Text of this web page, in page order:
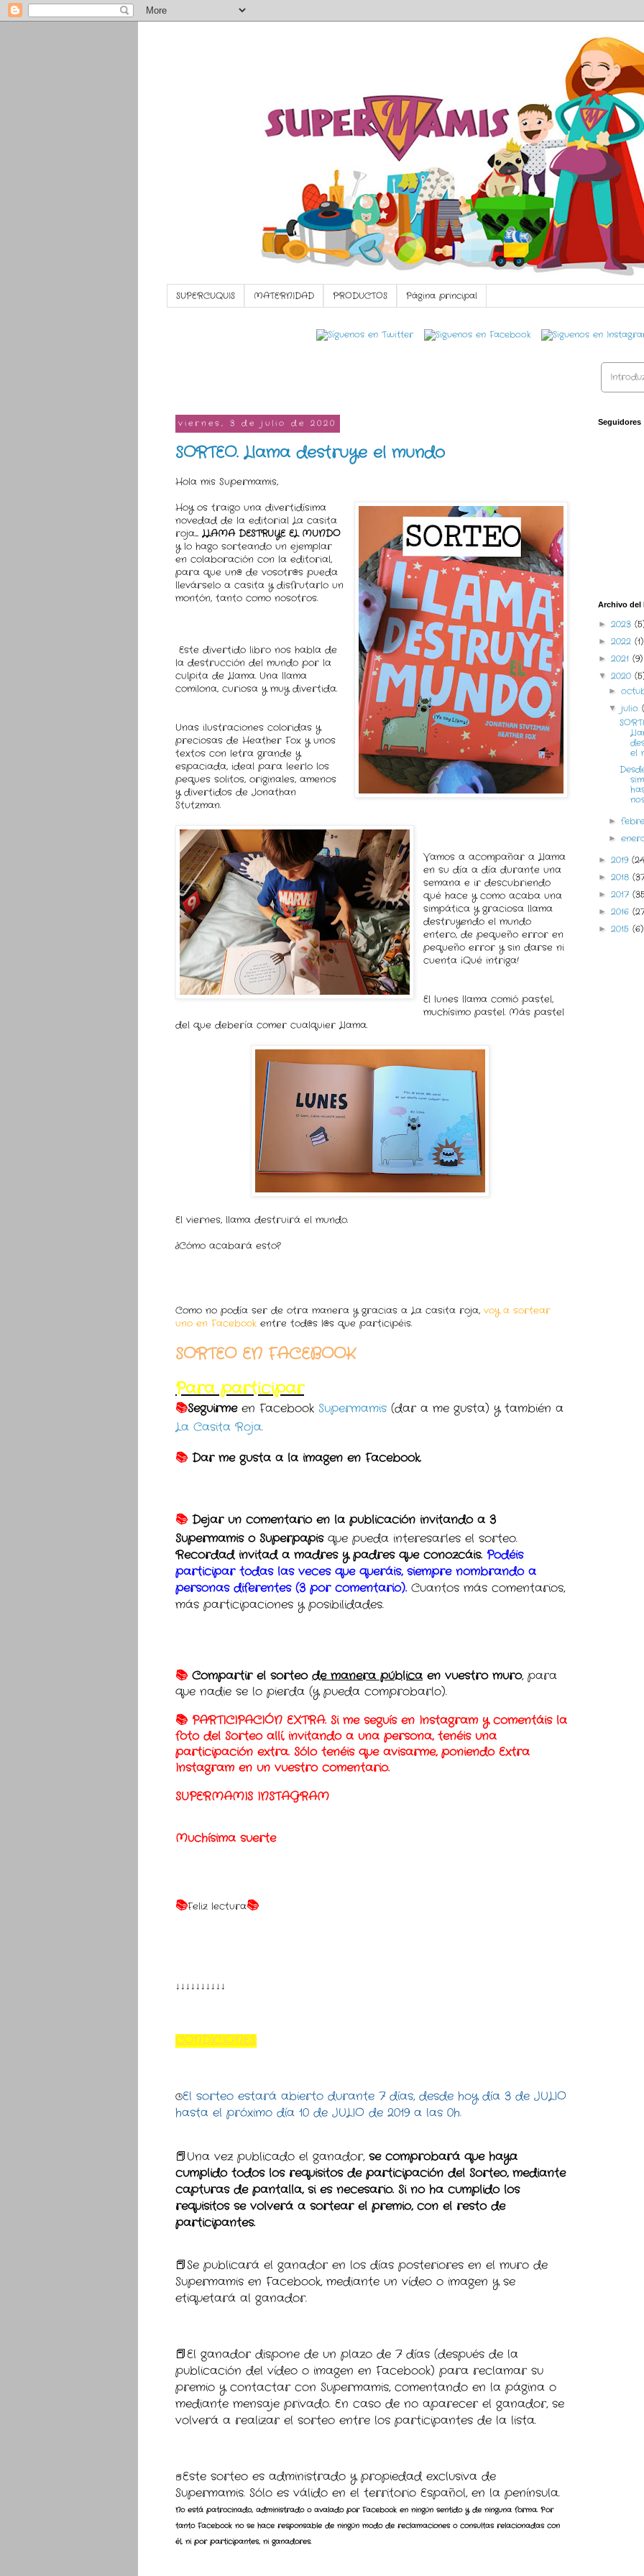
SUPERCUQUIS MATERNIDAD PRODUCTOS Página principal
viernes, 3 de julio de 2020
SORTEO. Llama destruye el mundo
Hola mis Supermamis,
Hoy os traigo una divertidísima
novedad de la editorial La casita
roja..... LLAMA DESTRUYE EL MUNDO
y lo hago sorteando un ejemplar
en colaboración con la editorial,
para que un@ de vosotr@s pueda
llevárselo a casita y disfrutarlo un
montón, tanto como nosotros.
Este divertido libro nos habla de
la destrucción del mundo por la
culpita de Llama. Una llama
comilona, curiosa y muy divertida.
Unas ilustraciones coloridas y
preciosas de Heather Fox y unos
textos con letra grande y
espaciada, ideal para leerlo los
peques solitos, originales, amenos
y divertidos de Jonathan
Stutzman.
Vamos a acompañar a Llama
en su día a día durante una
semana e ir descubriendo
qué hace y como acaba una
simpática y graciosa llama
destruyendo el mundo
entero, de pequeño error en
pequeño error y sin darse ni
cuenta ¡Qué intriga!
El lunes llama comió pastel,
muchísimo pastel. Más pastel
del que debería comer cualquier Llama.
El viernes, llama destruirá el mundo.
¿Cómo acabará esto?
Como no podía ser de otra manera y gracias a La casita roja, voy a sortear
uno en Facebook entre tod@s l@s que participéis.
SORTEO EN FACEBOOK
Para participar
📚Seguirmeen Facebook Supermamis (dar a me gusta) y también a
La Casita Roja.
📚 Dar me gusta a la imagen en Facebook.
📚 Dejar un comentario en la publicación invitando a 3
Supermamis o Superpapis que pueda interesarles el sorteo.
Recordad invitad a madres y padres que conozcáis. Podéis
participar todas las veces que queráis, siempre nombrando a
personas diferentes (3 por comentario). Cuantos más comentarios,
más participaciones y posibilidades.
📚 Compartir el sorteo de manera pública en vuestro muro, para
que nadie se lo pierda (y pueda comprobarlo).
📚 PARTICIPACIÓN EXTRA. Si me seguís en Instagram y comentáis la
foto del Sorteo allí, invitando a una persona, tenéis una
participación extra. Sólo tenéis que avisarme, poniendo Extra
Instagram en un vuestro comentario.
SUPERMAMIS INSTAGRAM
Muchísima suerte
📚Feliz lectura📚
↓↓↓↓↓↓↓↓↓↓
CONDICIONES:
🕒El sorteo estará abierto durante 7 días, desde hoy día 3 de JULIO
hasta el próximo día 10 de JULIO de 2019 a las 0h.
📕Una vez publicado el ganador, se comprobará que haya
cumplido todos los requisitos de participación del Sorteo, mediante
capturas de pantalla, si es necesario. Si no ha cumplido los
requisitos se volverá a sortear el premio, con el resto de
participantes.
📕Se publicará el ganador en los días posteriores en el muro de
Supermamis en Facebook, mediante un vídeo o imagen y se
etiquetará al ganador.
📕El ganador dispone de un plazo de 7 días (después de la
publicación del vídeo o imagen en Facebook) para reclamar su
premio y contactar con Supermamis, comentando en la página o
mediante mensaje privado. En caso de no aparecer el ganador, se
volverá a realizar el sorteo entre los participantes de la lista.
📕Este sorteo es administrado y propiedad exclusiva de
Supermamis. Sólo es válido en el territorio Español, en la península.
No está patrocinado, administrado o avalado por Facebook en ningún sentido y de ninguna forma. Por
tanto Facebook no se hace responsable de ningún modo de reclamaciones o consultas relacionadas con
él, ni por participantes, ni ganadores.
Seguidores
Archivo del
► 2023
► 2022 (1)
► 2021 (9)
▼ 2020
►
▼julio
el
►
►
► 2019
► 2018
► 2017
► 2016
► 2015 (6)